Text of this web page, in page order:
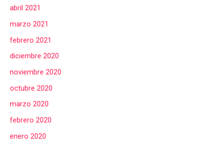
abril 2021
marzo 2021
febrero 2021
diciembre 2020
noviembre 2020
octubre 2020
marzo 2020
febrero 2020
enero 2020